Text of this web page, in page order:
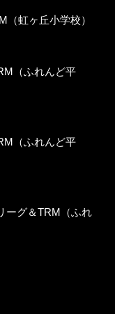
（虹ヶ丘小学校）
（ふれんど平
（ふれんど平
ーグ＆TRM（ふれ